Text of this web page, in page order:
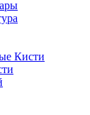
Кисти